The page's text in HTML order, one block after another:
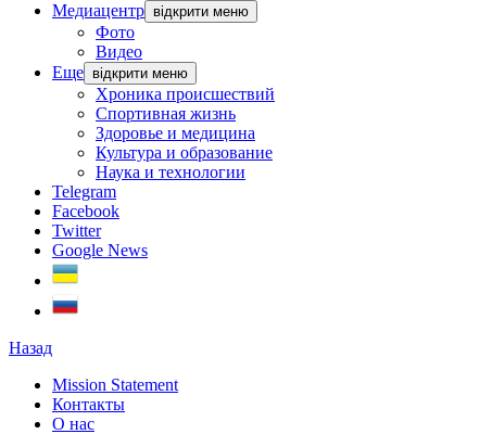
Медиацентр відкрити меню
Фото
Видео
Еще відкрити меню
Хроника происшествий
Спортивная жизнь
Здоровье и медицина
Культура и образование
Наука и технологии
Telegram
Facebook
Twitter
Google News
Назад
Mission Statement
Контакты
О нас